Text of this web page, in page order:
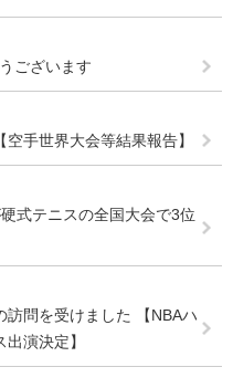
ございます
手世界大会等結果報告】
式テニスの全国大会で3位
問を受けました 【NBAハ
演決定】